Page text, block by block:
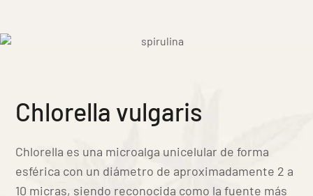
Chlorella vulgaris
Chlorella es una microalga unicelular de forma
esférica con un diámetro de aproximadamente 2 a
10 micras, siendo reconocida como la fuente más